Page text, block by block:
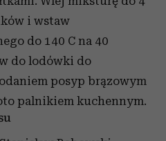
i wstaw
do 140 C na 40
do lodówki do
posyp brązowym
palnikiem kuchennym.